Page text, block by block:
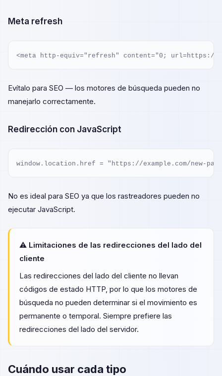
Meta refresh
<meta http-equiv="refresh" content="0; url=https://
Evítalo para SEO — los motores de búsqueda pueden no
manejarlo correctamente.
Redirección con JavaScript
window.location.href = "https://example.com/new-
No es ideal para SEO ya que los rastreadores pueden no
ejecutar JavaScript.
⚠️ Limitaciones de las redirecciones del lado del
cliente
Las redirecciones del lado del cliente no llevan
códigos de estado HTTP, por lo que los motores de
búsqueda no pueden determinar si el movimiento es
permanente o temporal. Siempre prefiere las
redirecciones del lado del servidor.
Cuándo usar cada tipo